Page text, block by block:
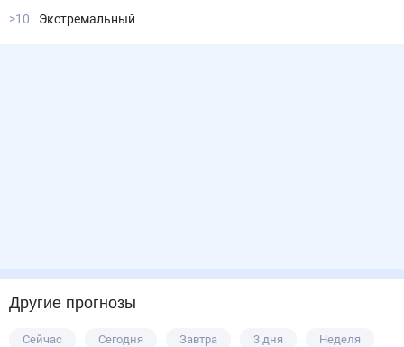
>10
Экстремальный
Другие прогнозы
Сейчас Сегодня Завтра 3 дня Неделя